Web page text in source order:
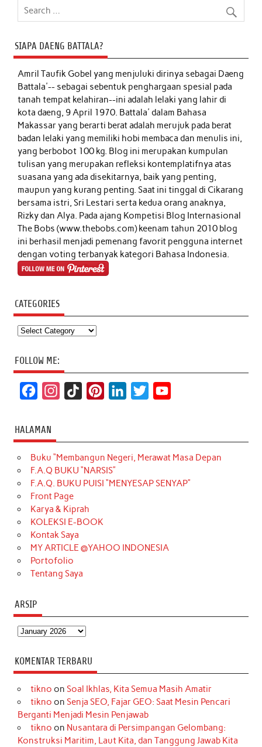
SIAPA DAENG BATTALA?
Amril Taufik Gobelyang menjuluki dirinya sebagai Daeng
Battala'-- sebagai sebentuk penghargaan spesial pada
tanah tempat kelahiran--ini adalah lelaki yang lahir di
kota daeng, 9 April 1970. Battala' dalam Bahasa
Makassar yang berarti berat adalah merujuk pada berat
badan lelaki yang memiliki hobi membaca dan menulis ini,
yang berbobot 100 kg. Blog ini merupakan kumpulan
tulisan yang merupakan refleksi kontemplatifnya atas
suasana yang ada disekitarnya, baik yang penting,
maupun yang kurang penting. Saat ini tinggal di Cikarang
bersama istri, Sri Lestari serta kedua orang anaknya,
Rizky dan Alya. Pada ajang Kompetisi Blog Internasional
The Bobs (www.thebobs.com) keenam tahun 2010 blog
ini berhasil menjadi pemenang favorit pengguna internet
dengan voting terbanyak kategori Bahasa Indonesia.
CATEGORIES
Categories
FOLLOW ME:
c
e
b
o
o
k
t
a
g
r
a
m
T
o
k
t
e
r
k
e
d
t
t
e
T
u
b
HALAMAN
Buku “Membangun Negeri, Merawat Masa Depan
F.A.Q BUKU “NARSIS”
F.A.Q. BUKU PUISI “MENYESAP SENYAP”
Front Page
Karya & Kiprah
KOLEKSI E-BOOK
Kontak Saya
MY ARTICLE @YAHOO INDONESIA
Portofolio
Tentang Saya
ARSIP
Arsip
KOMENTAR TERBARU
tikno on Soal Ikhlas, Kita Semua Masih Amatir
tikno on Senja SEO, Fajar GEO: Saat Mesin Pencari
Berganti Menjadi Mesin Penjawab
tikno on Nusantara di Persimpangan Gelombang:
Konstruksi Maritim, Laut Kita, dan Tanggung Jawab Kita